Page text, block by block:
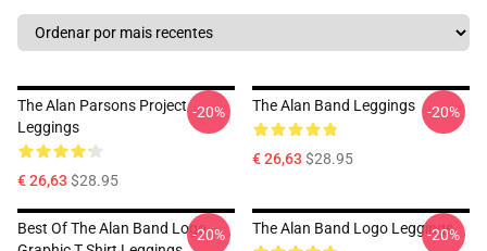
The Alan Parsons Project
Leggings
€ 26,63 $28.95
-20% The Alan Band Leggings
€ 26,63 $28.95
-20%
Best Of The Alan Band Logo-20% The Alan Band Logo Leggings
-20%